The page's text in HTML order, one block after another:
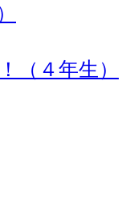
（４年生）